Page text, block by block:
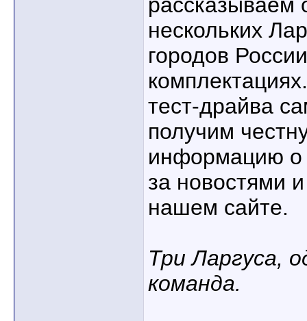
нескольких
городов
тест-драйва
получим
информацию о
за новостями
нашем сайте.
Три Ларгуса,
команда.